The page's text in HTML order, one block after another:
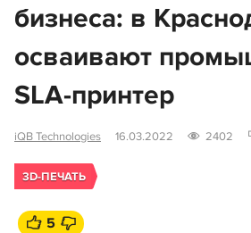
бизнеса: в
осваивают
SLA‑принтер
iQB Technologies 16.03.2022 2402
3D-ПЕЧАТЬ
5